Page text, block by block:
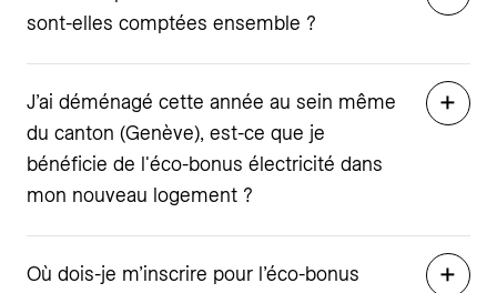
sont-elles comptées ensemble ?
J’ai déménagé cette année au sein même
du canton (Genève), est-ce que je
bénéficie de l'éco-bonus électricité dans
mon nouveau logement ?
Où dois-je m’inscrire pour l’éco-bonus